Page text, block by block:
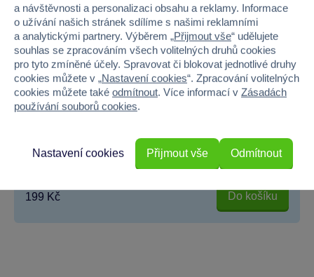
T-Tomi Bambusové separační pleny 100 ks/role
Bambusové separační pleny T-Tomi jsou 100% biologicky...
199 Kč Do košíku
a návštěvnosti a personalizaci obsahu a reklamy. Informace
o užívání našich stránek sdílíme s našimi reklamními
a analytickými partnery. Výběrem „Přijmout vše“ udělujete
souhlas se zpracováním všech volitelných druhů cookies
pro tyto zmíněné účely. Spravovat či blokovat jednotlivé druhy
cookies můžete v „Nastavení cookies“. Zpracování volitelných
cookies můžete také odmítnout. Více informací v Zásadách
používání souborů cookies.
Odmítnout
Nastavení cookies Přijmout vše